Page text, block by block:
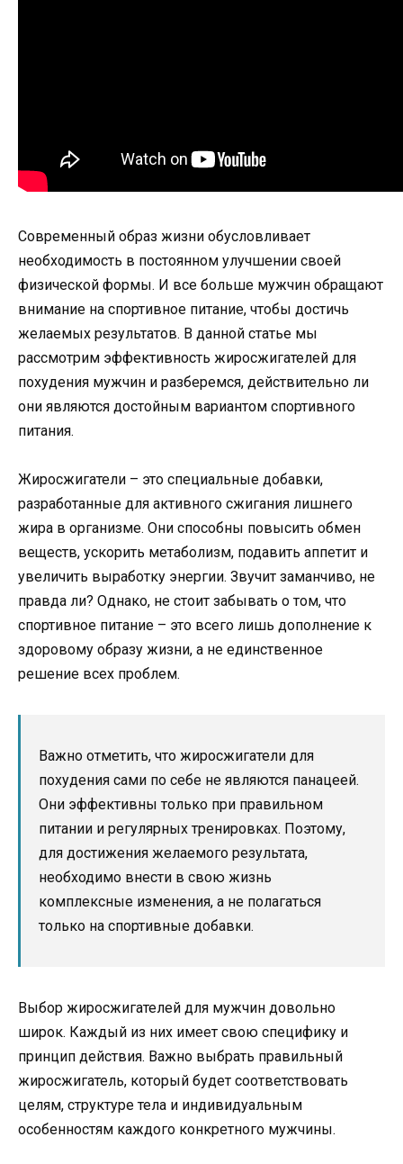
Современный образ жизни обусловливает
необходимость в постоянном улучшении своей
физической формы. И все больше мужчин обращают
внимание на спортивное питание, чтобы достичь
желаемых результатов. В данной статье мы
рассмотрим эффективность жиросжигателей для
похудения мужчин и разберемся, действительно ли
они являются достойным вариантом спортивного
питания.
Жиросжигатели – это специальные добавки,
разработанные для активного сжигания лишнего
жира в организме. Они способны повысить обмен
веществ, ускорить метаболизм, подавить аппетит и
увеличить выработку энергии. Звучит заманчиво, не
правда ли? Однако, не стоит забывать о том, что
спортивное питание – это всего лишь дополнение к
здоровому образу жизни, а не единственное
решение всех проблем.
Важно отметить, что жиросжигатели для
похудения сами по себе не являются панацеей.
Они эффективны только при правильном
питании и регулярных тренировках. Поэтому,
для достижения желаемого результата,
необходимо внести в свою жизнь
комплексные изменения, а не полагаться
только на спортивные добавки.
Выбор жиросжигателей для мужчин довольно
широк. Каждый из них имеет свою специфику и
принцип действия. Важно выбрать правильный
жиросжигатель, который будет соответствовать
целям, структуре тела и индивидуальным
особенностям каждого конкретного мужчины.